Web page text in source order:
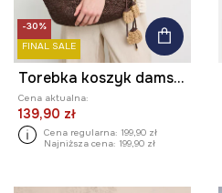
-30%
FINAL SALE
Torebka koszyk damska pleciona
Cena aktualna:
139,90 zł
Cena regularna: 199,90 zł
Najniższa cena: 199,90 zł